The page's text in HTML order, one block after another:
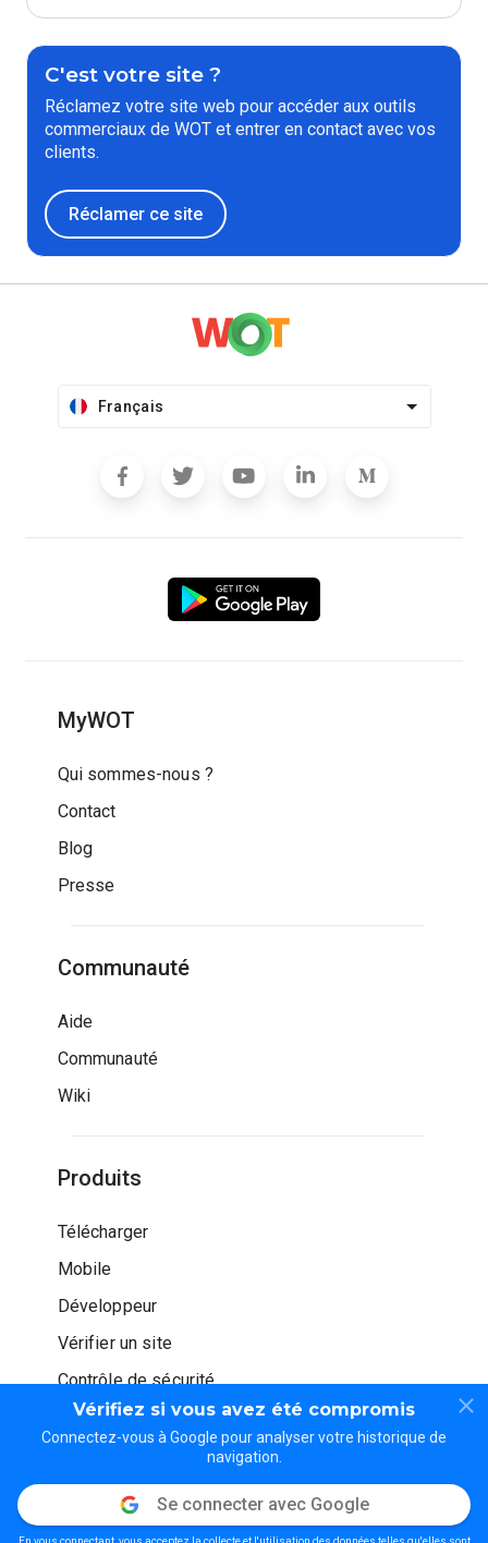
Vérifiez si vous avez été compromis
Connectez-vous à Google pour analyser votre historique de
navigation.
Se connecter avec Google
C'est votre site ?
Réclamez votre site web pour accéder aux outils
commerciaux de WOT et entrer en contact avec vos
clients.
Réclamer ce site
Français
MyWOT
Qui sommes-nous ?
Contact
Blog
Presse
Communauté
Aide
Communauté
Wiki
Produits
Télécharger
Mobile
Développeur
Vérifier un site
Contrôle de sécurité
© WOT Services LP. Tous droits réservés